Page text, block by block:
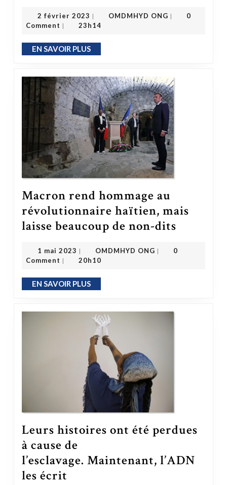
2 février 2023 | OMDMHYD ONG |
0
Comment | 23h14
EN SAVOIR PLUSEN SAVOIR PLUS
Macron rend hommage au
révolutionnaire haïtien, mais
laisse beaucoup de non-dits
1 mai 2023 | OMDMHYD ONG |
0
Comment | 20h10
EN SAVOIR PLUSEN SAVOIR PLUS
Leurs histoires ont été perdues
à cause de
l’esclavage. Maintenant, l’ADN
les écrit